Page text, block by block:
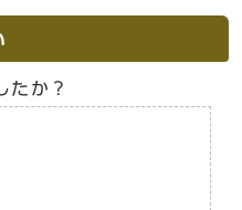
たか？